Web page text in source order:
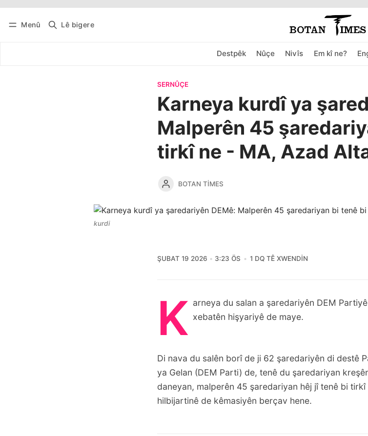
Menû Lê bigere
Destpêk Nûçe Nivîs Em kî ne?
Têkevê Bûltena belaş bistîne
SERNÛÇE
Karneya kurdî ya
Malperên 45
tirkî ne - MA, Azad
BOTAN TIMES
kurdi
ŞUBAT 19 2026 3:23 ÖS 1 DQ TÊ XWENDIN
K arneya du salan a şaredariyên DEM
xebatên hişyariyê de maye.
Di nava du salên borî de ji 62 şaredariyên di destê
ya Gelan (DEM Parti) de, tenê du şaredariyan
daneyan, malperên 45 şaredariyan hêj jî tenê bi
hilbijartinê de kêmasiyên berçav hene.